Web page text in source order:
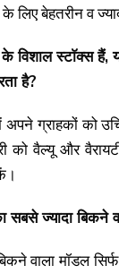
बेहतरीन व
विशाल स्टाॅक्स हैं,
है?
अपने ग्राहकों
वैल्यू और
सबसे ज्यादा बिकने
वाला मॉडल